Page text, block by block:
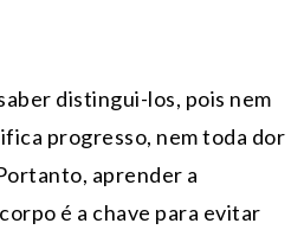
distingui-los, pois nem
progresso, nem toda dor
aprender a
é a chave para evitar